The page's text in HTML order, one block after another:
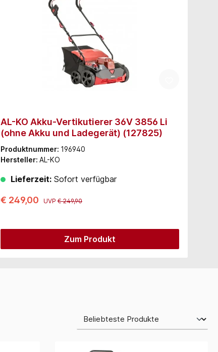
AL-KO Akku-Vertikutierer 36V 3856 Li
(ohne Akku und Ladegerät) (127825)
Produktnummer: 196940
Hersteller: AL-KO
Lieferzeit: Sofort verfügbar
€ 249,00 UVP € 249,90
Zum Produkt